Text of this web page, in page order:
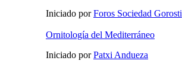
Iniciado porForos Sociedad Gorosti
Ornitología del Mediterráneo
Iniciado porPatxi Andueza